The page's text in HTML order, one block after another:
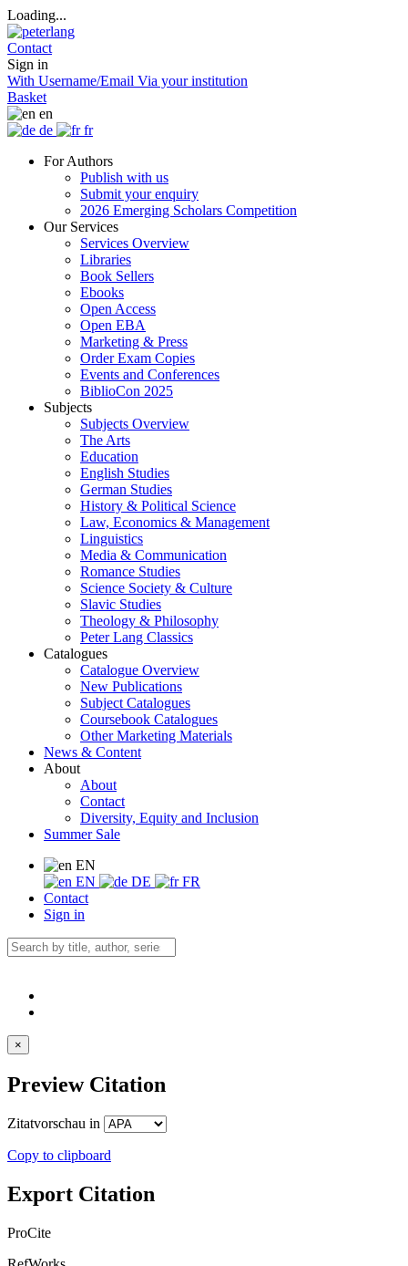
Loading...
Contact
Sign in
With Username/Email Via your institution
Basket
en
de
fr
For Authors
Publish with us
Submit your enquiry
2026 Emerging Scholars Competition
Our Services
Services Overview
Libraries
Book Sellers
Ebooks
Open Access
Open EBA
Marketing & Press
Order Exam Copies
Events and Conferences
BiblioCon 2025
Subjects
Subjects Overview
The Arts
Education
English Studies
German Studies
History & Political Science
Law, Economics & Management
Linguistics
Media & Communication
Romance Studies
Science Society & Culture
Slavic Studies
Theology & Philosophy
Peter Lang Classics
Catalogues
Catalogue Overview
New Publications
Subject Catalogues
Coursebook Catalogues
Other Marketing Materials
News & Content
About
About
Contact
Diversity, Equity and Inclusion
Summer Sale
EN
EN
DE
FR
Contact
Sign in
Export Citation